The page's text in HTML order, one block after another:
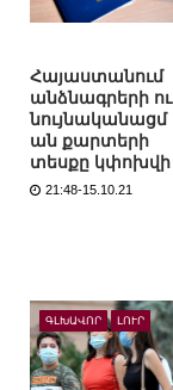
Հայաստանում
անձնագրերի ու
նույնականացմ
ան քարտերի
տեսքը կփոխվի
21:48-15.10.21
ԳԼԽԱՎՈՐ ԼՈՒՐ